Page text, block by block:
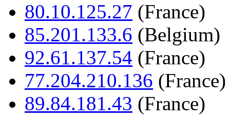
80.10.125.27 (France)
85.201.133.6 (Belgium)
92.61.137.54 (France)
77.204.210.136 (France)
89.84.181.43 (France)